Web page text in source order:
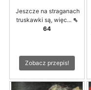
Jeszcze na straganach
truskawki są, więc... ⇖
64
Zobacz przepis!